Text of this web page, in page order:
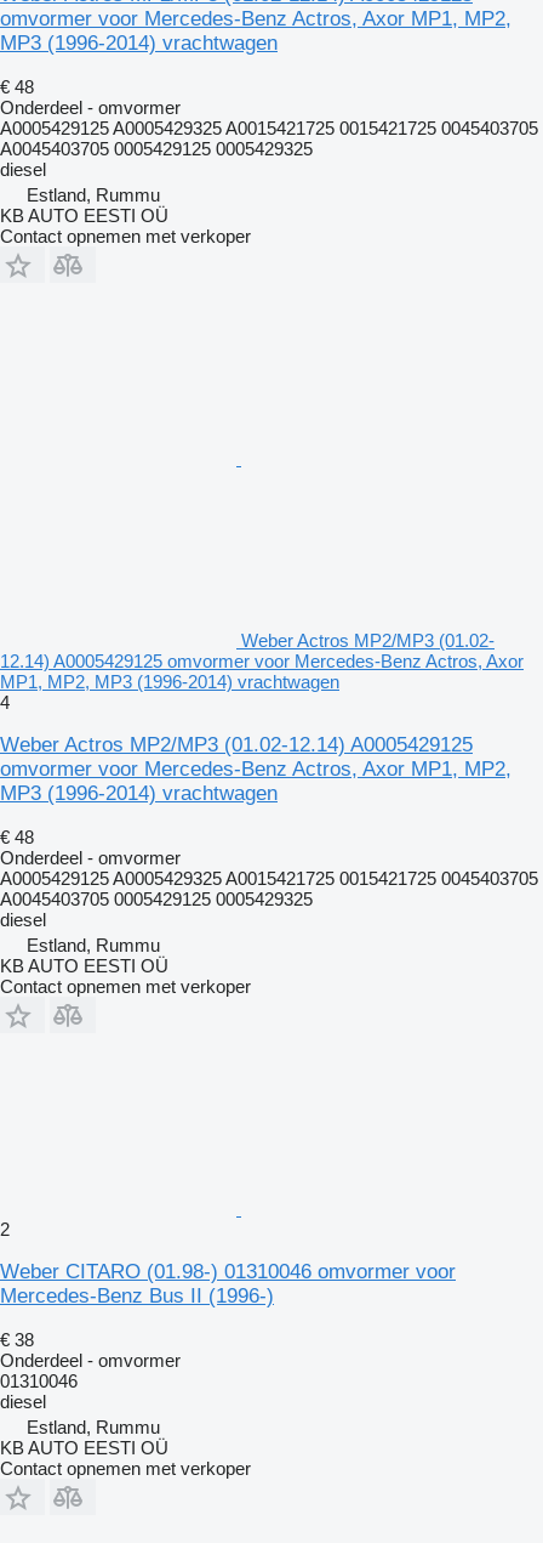
omvormer voor Mercedes-Benz Actros, Axor MP1, MP2,
MP3 (1996-2014) vrachtwagen
€ 48
Onderdeel - omvormer
A0005429125 A0005429325 A0015421725 0015421725 0045403705
A0045403705 0005429125 0005429325
diesel
Estland, Rummu
KB AUTO EESTI OÜ
Contact opnemen met verkoper
Weber Actros MP2/MP3 (01.02-
12.14) A0005429125 omvormer voor Mercedes-Benz Actros, Axor
MP1, MP2, MP3 (1996-2014) vrachtwagen
4
Weber Actros MP2/MP3 (01.02-12.14) A0005429125
omvormer voor Mercedes-Benz Actros, Axor MP1, MP2,
MP3 (1996-2014) vrachtwagen
€ 48
Onderdeel - omvormer
A0005429125 A0005429325 A0015421725 0015421725 0045403705
A0045403705 0005429125 0005429325
diesel
Estland, Rummu
KB AUTO EESTI OÜ
Contact opnemen met verkoper
2
Weber CITARO (01.98-) 01310046 omvormer voor
Mercedes-Benz Bus II (1996-)
€ 38
Onderdeel - omvormer
01310046
diesel
Estland, Rummu
KB AUTO EESTI OÜ
Contact opnemen met verkoper